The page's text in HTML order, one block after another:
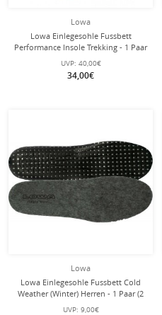
Lowa
Lowa Einlegesohle Fussbett
Performance Insole Trekking - 1 Paar
(2 Stück)
UVP: 40,00€
34,00€
Lowa
Lowa Einlegesohle Fussbett Cold
Weather (Winter) Herren - 1 Paar (2
Stück)
UVP: 9,00€